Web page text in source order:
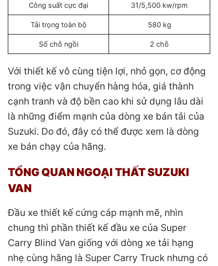
Công suất cực đại 31/5,500 kw/rpm
Tải trọng toàn bộ 580 kg
Số chỗ ngồi 2 chỗ
Với thiết kế vô cùng tiện lợi, nhỏ gọn, cơ động
trong việc vận chuyển hàng hóa, giá thành
cạnh tranh và độ bền cao khi sử dụng lâu dài
là những điểm mạnh của dòng xe bán tải của
Suzuki. Do đó, đây có thể được xem là dòng
xe bán chạy của hãng.
TỔNG QUAN NGOẠI THẤT SUZUKI
VAN
Đầu xe thiết kế cứng cáp mạnh mẽ, nhìn
chung thì phần thiết kế đầu xe của Super
Carry Blind Van giống với dòng xe tải hạng
nhẹ cùng hãng là Super Carry Truck nhưng có